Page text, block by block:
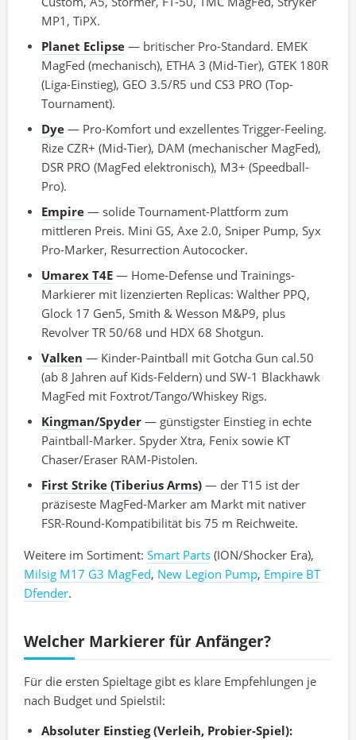
MP1, TiPX.
Planet Eclipse — britischer Pro-Standard. EMEK
MagFed (mechanisch), ETHA 3 (Mid-Tier), GTEK 180R
(Liga-Einstieg), GEO 3.5/R5 und CS3 PRO (Top-
Tournament).
Dye — Pro-Komfort und exzellentes Trigger-Feeling.
Rize CZR+ (Mid-Tier), DAM (mechanischer MagFed),
DSR PRO (MagFed elektronisch), M3+ (Speedball-
Pro).
Empire — solide Tournament-Plattform zum
mittleren Preis. Mini GS, Axe 2.0, Sniper Pump, Syx
Pro-Marker, Resurrection Autococker.
Umarex T4E — Home-Defense und Trainings-
Markierer mit lizenzierten Replicas: Walther PPQ,
Glock 17 Gen5, Smith & Wesson M&P9, plus
Revolver TR 50/68 und HDX 68 Shotgun.
Valken — Kinder-Paintball mit Gotcha Gun cal.50
(ab 8 Jahren auf Kids-Feldern) und SW-1 Blackhawk
MagFed mit Foxtrot/Tango/Whiskey Rigs.
Kingman/Spyder — günstigster Einstieg in echte
Paintball-Marker. Spyder Xtra, Fenix sowie KT
Chaser/Eraser RAM-Pistolen.
First Strike (Tiberius Arms) — der T15 ist der
präziseste MagFed-Marker am Markt mit nativer
FSR-Round-Kompatibilität bis 75 m Reichweite.
Weitere im Sortiment: Smart Parts (ION/Shocker Era),
Milsig M17 G3 MagFed, New Legion Pump, Empire BT
Dfender.
Welcher Markierer für Anfänger?
Für die ersten Spieltage gibt es klare Empfehlungen je
nach Budget und Spielstil:
Absoluter Einstieg (Verleih, Probier-Spiel):